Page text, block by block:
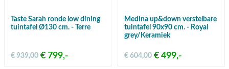
Taste Sarah ronde low dining
tuintafel Ø130 cm. - Terre
€ 799,-
€ 939,00
Medina up&down verstelbare
tuintafel 90x90 cm. - Royal
grey/Keramiek
€ 499,-
€ 604,00